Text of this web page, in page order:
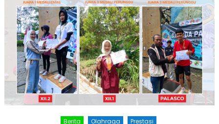
Berita Olahraga Prestasi